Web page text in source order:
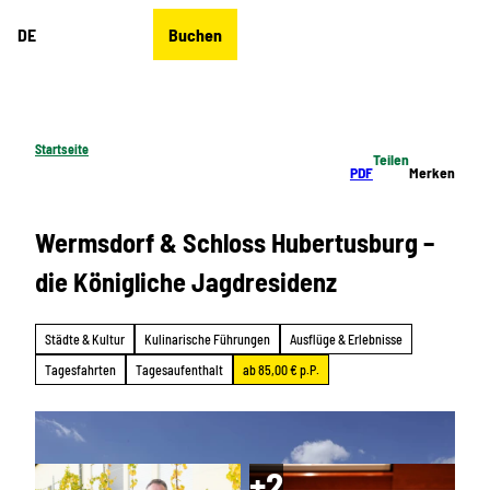
DE Buchen
Startseite
PDF
Teilen
Merken
Wermsdorf & Schloss Hubertusburg –
die Königliche Jagdresidenz
Städte & Kultur Kulinarische Führungen
Ausflüge & Erlebnisse
Tagesfahrten
Tagesaufenthalt ab 85,00 € p.P.